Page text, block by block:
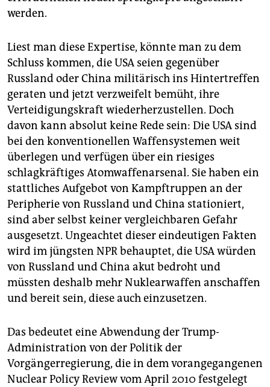
werden.
Liest man diese Expertise, könnte man zu dem
Schluss kommen, die USA seien gegenüber
Russland oder China militärisch ins Hintertreffen
geraten und jetzt verzweifelt bemüht, ihre
Verteidigungskraft wiederherzustellen. Doch
davon kann absolut keine Rede sein: Die USA sind
bei den konventionellen Waffensystemen weit
überlegen und verfügen über ein riesiges
schlagkräftiges Atomwaffenarsenal. Sie haben ein
stattliches Aufgebot von Kampftruppen an der
Peripherie von Russland und China stationiert,
sind aber selbst keiner vergleichbaren Gefahr
ausgesetzt. Ungeachtet dieser eindeutigen Fakten
wird im jüngsten NPR behauptet, die USA würden
von Russland und China akut bedroht und
müssten deshalb mehr Nuklearwaffen anschaffen
und bereit sein, diese auch einzusetzen.
Das bedeutet eine Abwendung der Trump-
Administration von der Politik der
Vorgängerregierung, die in dem vorangegangenen
Nuclear Policy Review vom April 2010 festgelegt